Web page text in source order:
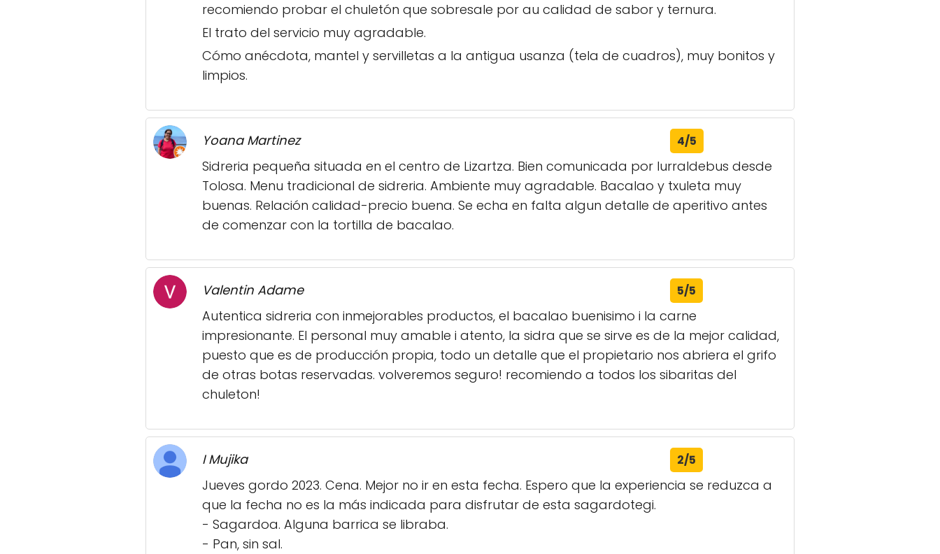
recomiendo probar el chuletón que sobresale por au calidad de sabor y ternura.
El trato del servicio muy agradable.
Cómo anécdota, mantel y servilletas a la antigua usanza (tela de cuadros), muy bonitos y
limpios.
Yoana Martinez 4/5
Sidreria pequeña situada en el centro de Lizartza. Bien comunicada por lurraldebus desde
Tolosa. Menu tradicional de sidreria. Ambiente muy agradable. Bacalao y txuleta muy
buenas. Relación calidad-precio buena. Se echa en falta algun detalle de aperitivo antes
de comenzar con la tortilla de bacalao.
Valentin Adame 5/5
Autentica sidreria con inmejorables productos, el bacalao buenisimo i la carne
impresionante. El personal muy amable i atento, la sidra que se sirve es de la mejor calidad,
puesto que es de producción propia, todo un detalle que el propietario nos abriera el grifo
de otras botas reservadas. volveremos seguro! recomiendo a todos los sibaritas del
chuleton!
I Mujika 2/5
Jueves gordo 2023. Cena. Mejor no ir en esta fecha. Espero que la experiencia se reduzca a
que la fecha no es la más indicada para disfrutar de esta sagardotegi.
- Sagardoa. Alguna barrica se libraba.
- Pan, sin sal.